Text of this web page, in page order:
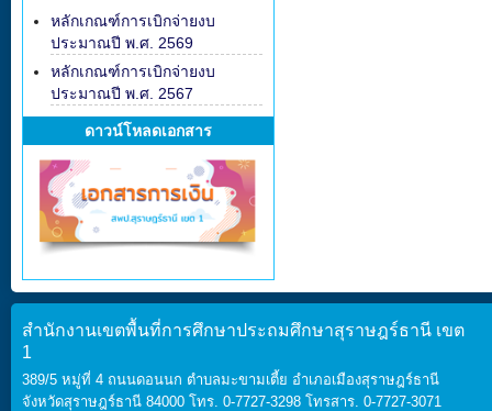
หลักเกณฑ์การเบิกจ่ายงบ
ประมาณปี พ.ศ. 2569
หลักเกณฑ์การเบิกจ่ายงบ
ประมาณปี พ.ศ. 2567
ดาวน์โหลดเอกสาร
สำนักงานเขตพื้นที่การศึกษาประถมศึกษาสุราษฎร์ธานี เขต
1
389/5 หมู่ที่ 4 ถนนดอนนก ตำบลมะขามเตี้ย อำเภอเมืองสุราษฎร์ธานี
จังหวัดสุราษฎร์ธานี 84000 โทร. 0-7727-3298 โทรสาร. 0-7727-3071